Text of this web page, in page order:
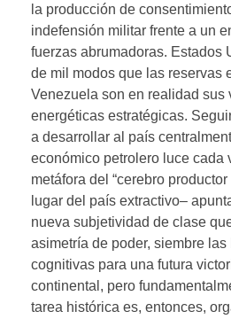
la producción de
indefensión militar frente a un
fuerzas abrumadoras. Estados
de mil modos que las reservas
Venezuela son en realidad sus
energéticas estratégicas.
a desarrollar al país
económico petrolero luce cada
metáfora del “cerebro
lugar del país extractivo–
nueva subjetividad de clase
asimetría de poder, siembre
cognitivas para una futura
continental, pero
tarea histórica es, entonces,